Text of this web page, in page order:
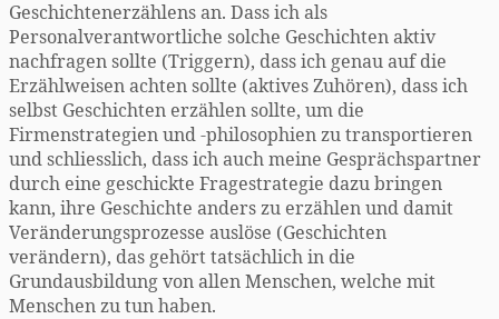
Geschichtenerzählens an. Dass ich als
Personalverantwortliche solche Geschichten aktiv
nachfragen sollte (Triggern), dass ich genau auf die
Erzählweisen achten sollte (aktives Zuhören), dass ich
selbst Geschichten erzählen sollte, um die
Firmenstrategien und -philosophien zu transportieren
und schliesslich, dass ich auch meine Gesprächspartner
durch eine geschickte Fragestrategie dazu bringen
kann, ihre Geschichte anders zu erzählen und damit
Veränderungsprozesse auslöse (Geschichten
verändern), das gehört tatsächlich in die
Grundausbildung von allen Menschen, welche mit
Menschen zu tun haben.